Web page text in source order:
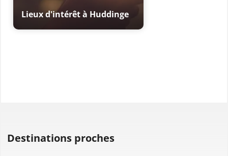
Lieux d'intérêt à Huddinge
Destinations proches